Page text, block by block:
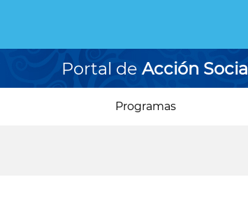
Portal de Acción Social
Programas